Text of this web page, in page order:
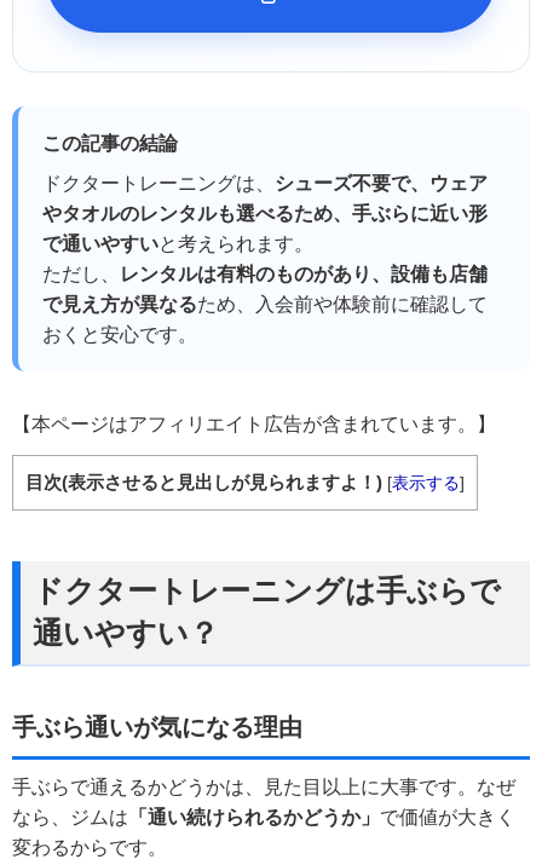
この記事の結論
ドクタートレーニングは、 シューズ不要で、ウェア
やタオルのレンタルも選べるため、手ぶらに近い形
で通いやすいと考えられます。
ただし、
レンタルは有料のものがあり、設備も店舗
で見え方が異なるため、入会前や体験前に確認して
おくと安心です。
【本ページはアフィリエイト広告が含まれています。】
目次(表示させると見出しが見られますよ！) [表示する]
ドクタートレーニングは手ぶらで
通いやすい？
手ぶら通いが気になる理由
手ぶらで通えるかどうかは、見た目以上に大事です。なぜ
なら、ジムは 「通い続けられるかどうか」 で価値が大きく
変わるからです。